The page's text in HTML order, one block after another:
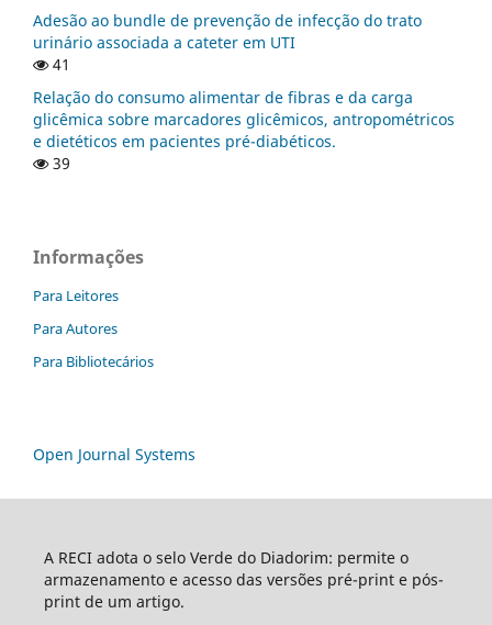
Adesão ao bundle de prevenção de infecção do trato
urinário associada a cateter em UTI
41
Relação do consumo alimentar de fibras e da carga
glicêmica sobre marcadores glicêmicos, antropométricos
e dietéticos em pacientes pré-diabéticos.
39
Informações
Para Leitores
Para Autores
Para Bibliotecários
Open Journal Systems
A RECI adota o selo Verde do Diadorim: permite o
armazenamento e acesso das versões pré-print e pós-
print de um artigo.